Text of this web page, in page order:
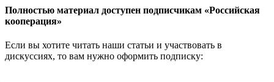
Полностью материал доступен подписчикам «Российская
кооперация»
Если вы хотите читать наши статьи и участвовать в
дискуссиях, то вам нужно оформить подписку: